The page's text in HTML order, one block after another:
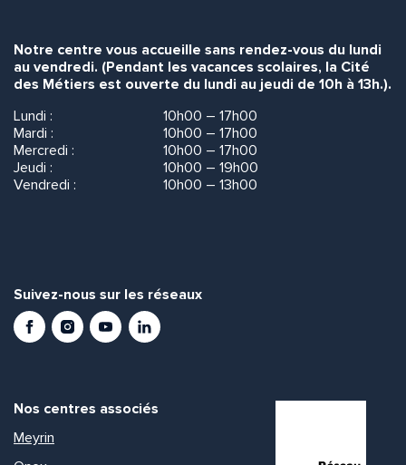
Notre centre vous accueille sans rendez-vous du lundi
au vendredi. (Pendant les vacances scolaires, la Cité
des Métiers est ouverte du lundi au jeudi de 10h à 13h.).
Lundi :
10h00 – 17h00
Mardi :
10h00 – 17h00
Mercredi :
10h00 – 17h00
Jeudi :
10h00 – 19h00
Vendredi :
10h00 – 13h00
Suivez-nous sur les réseaux
FacebookInstagramYoutubeLinkedIn
Nos centres associés
Meyrin